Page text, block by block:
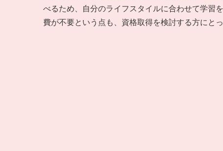
べるため、自分のライフスタイルに合わせて学習
費が不要という点も、資格取得を検討する方にと